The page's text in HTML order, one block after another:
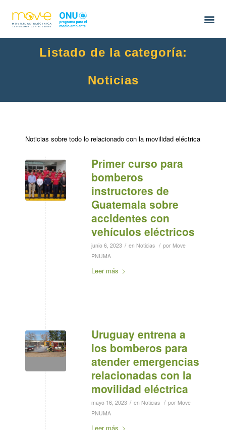
Listado de la categoría:
Noticias
Noticias sobre todo lo relacionado con la movilidad eléctrica
Primer curso para
bomberos
instructores de
Guatemala sobre
accidentes con
vehículos eléctricos
junio 6, 2023 / en Noticias / por Move
PNUMA
Leer más
Uruguay entrena a
los bomberos para
atender emergencias
relacionadas con la
movilidad eléctrica
mayo 16, 2023 / en Noticias / por Move
PNUMA
Leer más